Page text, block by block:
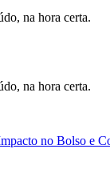
na hora certa.
na hora certa.
no Bolso e